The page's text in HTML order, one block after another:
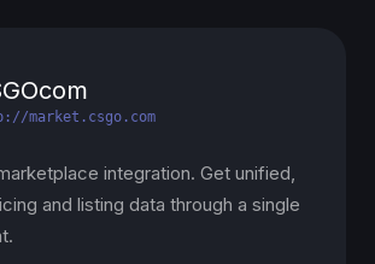
market.csgo.com
integration. Get unified,
and listing data through a single